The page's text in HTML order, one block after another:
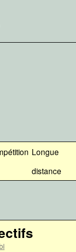
Longue
distance